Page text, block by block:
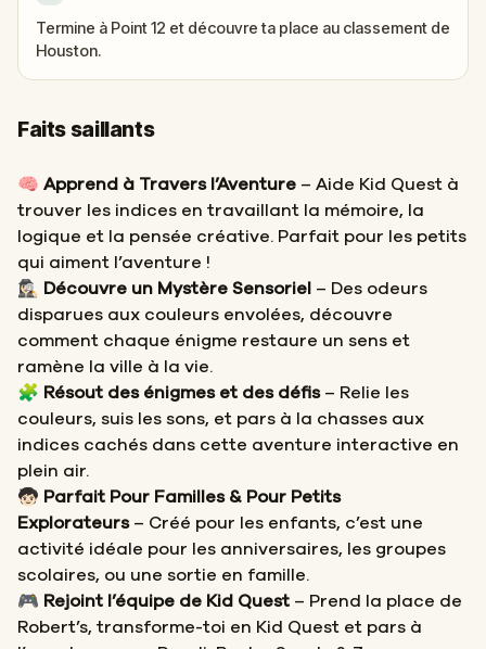
Termine à Point 12 et découvre ta place au classement de
Houston.
Faits saillants
🧠 Apprend à Travers l’Aventure – Aide Kid Quest à
trouver les indices en travaillant la mémoire, la
logique et la pensée créative. Parfait pour les petits
qui aiment l’aventure !
🕵🏻‍♀️ Découvre un Mystère Sensoriel – Des odeurs
disparues aux couleurs envolées, découvre
comment chaque énigme restaure un sens et
ramène la ville à la vie.
🧩 Résout des énigmes et des défis– Relie les
couleurs, suis les sons, et pars à la chasses aux
indices cachés dans cette aventure interactive en
plein air.
🧒🏻 Parfait Pour Familles & Pour Petits
Explorateurs – Créé pour les enfants, c’est une
activité idéale pour les anniversaires, les groupes
scolaires, ou une sortie en famille.
🎮 Rejoint l’équipe de Kid Quest – Prend la place de
Robert’s, transforme-toi en Kid Quest et pars à